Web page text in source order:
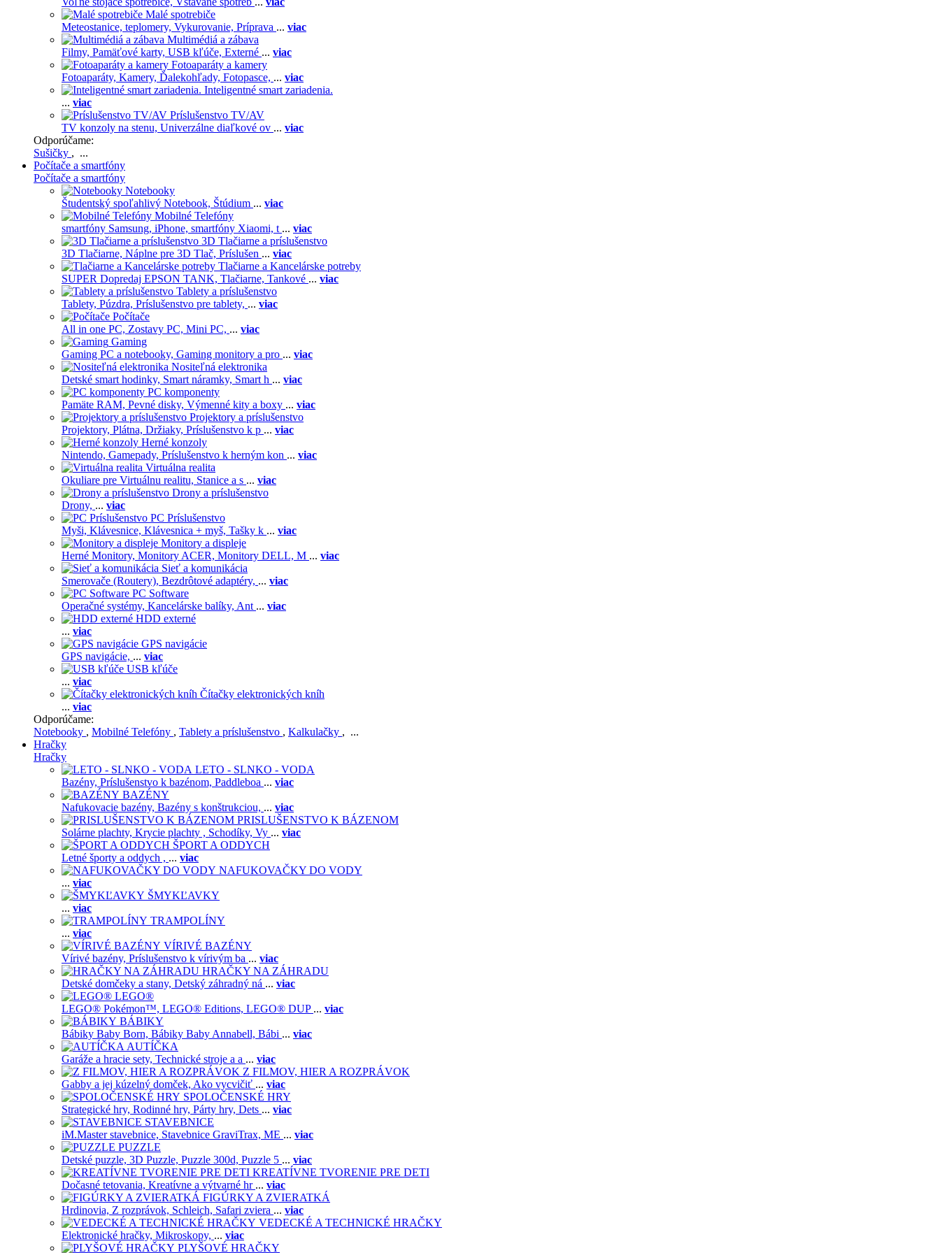
Malé spotrebiče
Meteostanice, teplomery, Vykurovanie, Príprava ... viac
Multimédiá a zábava
Filmy, Pamäťové karty, USB kľúče, Externé ... viac
Fotoaparáty a kamery
Fotoaparáty, Kamery, Ďalekohľady, Fotopasce, ... viac
Inteligentné smart zariadenia.
... viac
Príslušenstvo TV/AV
TV konzoly na stenu, Univerzálne diaľkové ov ... viac
Odporúčame:
Sušičky , ...
Počítače a smartfóny
Počítače a smartfóny
Notebooky
Študentský spoľahlivý Notebook, Štúdium ... viac
Mobilné Telefóny
smartfóny Samsung, iPhone, smartfóny Xiaomi, t ... viac
3D Tlačiarne a príslušenstvo
3D Tlačiarne, Náplne pre 3D Tlač, Príslušen ... viac
Tlačiarne a Kancelárske potreby
SUPER Dopredaj EPSON TANK, Tlačiarne, Tankové ... viac
Tablety a príslušenstvo
Tablety, Púzdra, Príslušenstvo pre tablety, ... viac
Počítače
All in one PC, Zostavy PC, Mini PC, ... viac
Gaming
Gaming PC a notebooky, Gaming monitory a pro ... viac
Nositeľná elektronika
Detské smart hodinky, Smart náramky, Smart h ... viac
PC komponenty
Pamäte RAM, Pevné disky, Výmenné kity a boxy ... viac
Projektory a príslušenstvo
Projektory, Plátna, Držiaky, Príslušenstvo k p ... viac
Herné konzoly
Nintendo, Gamepady, Príslušenstvo k herným kon ... viac
Virtuálna realita
Okuliare pre Virtuálnu realitu, Stanice a s ... viac
Drony a príslušenstvo
Drony, ... viac
PC Príslušenstvo
Myši, Klávesnice, Klávesnica + myš, Tašky k ... viac
Monitory a displeje
Herné Monitory, Monitory ACER, Monitory DELL, M ... viac
Sieť a komunikácia
Smerovače (Routery), Bezdrôtové adaptéry, ... viac
PC Software
Operačné systémy, Kancelárske balíky, Ant ... viac
HDD externé
... viac
GPS navigácie
GPS navigácie, ... viac
USB kľúče
... viac
Čítačky elektronických kníh
... viac
Odporúčame:
Notebooky , Mobilné Telefóny , Tablety a príslušenstvo , Kalkulačky , ...
Hračky
Hračky
LETO - SLNKO - VODA
Bazény, Príslušenstvo k bazénom, Paddleboa ... viac
BAZÉNY
Nafukovacie bazény, Bazény s konštrukciou, ... viac
PRISLUŠENSTVO K BÁZENOM
Solárne plachty, Krycie plachty , Schodíky, Vy ... viac
ŠPORT A ODDYCH
Letné športy a oddych , ... viac
NAFUKOVAČKY DO VODY
... viac
ŠMYKĽAVKY
... viac
TRAMPOLÍNY
... viac
VÍRIVÉ BAZÉNY
Vírivé bazény, Príslušenstvo k vírivým ba ... viac
HRAČKY NA ZÁHRADU
Detské domčeky a stany, Detský záhradný ná ... viac
LEGO®
LEGO® Pokémon™, LEGO® Editions, LEGO® DUP ... viac
BÁBIKY
Bábiky Baby Born, Bábiky Baby Annabell, Bábi ... viac
AUTÍČKA
Garáže a hracie sety, Technické stroje a a ... viac
Z FILMOV, HIER A ROZPRÁVOK
Gabby a jej kúzelný domček, Ako vycvičiť ... viac
SPOLOČENSKÉ HRY
Strategické hry, Rodinné hry, Párty hry, Dets ... viac
STAVEBNICE
iM.Master stavebnice, Stavebnice GraviTrax, ME ... viac
PUZZLE
Detské puzzle, 3D Puzzle, Puzzle 300d, Puzzle 5 ... viac
KREATÍVNE TVORENIE PRE DETI
Dočasné tetovania, Kreatívne a výtvarné hr ... viac
FIGÚRKY A ZVIERATKÁ
Hrdinovia, Z rozprávok, Schleich, Safari zviera ... viac
VEDECKÉ A TECHNICKÉ HRAČKY
Elektronické hračky, Mikroskopy, ... viac
PLYŠOVÉ HRAČKY